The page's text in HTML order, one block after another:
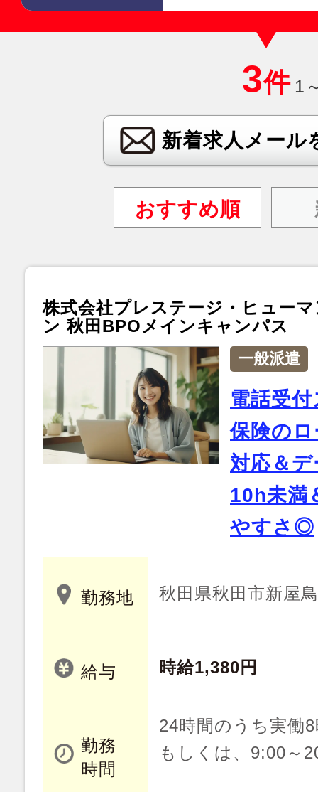
3件 1
新着求人メール
おすすめ順
株式会社プレステージ・ヒュー
ン 秋田BPOメインキャンパス
一般派遣
電話受
保険の
対応＆
10h未満
やすさ◎
勤務地 秋田県秋田市新屋
給与 時給1,380円
勤務
時間
24時間のうち実働
もしくは、9:00～